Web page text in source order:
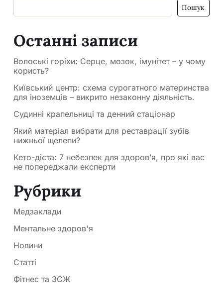
Пошук
Останні записи
Волоські горіхи: Серце, мозок, імунітет – у чому
користь?
Київський центр: схема сурогатного материнства
для іноземців – викрито незаконну діяльність.
Судинні крапельниці та денний стаціонар
Який матеріал вибрати для реставрації зубів
нижньої щелепи?
Кето-дієта: 7 небезпек для здоров’я, про які вас
не попереджали експерти
Рубрики
Медзаклади
Ментальне здоров'я
Новини
Статті
Фітнес та ЗСЖ